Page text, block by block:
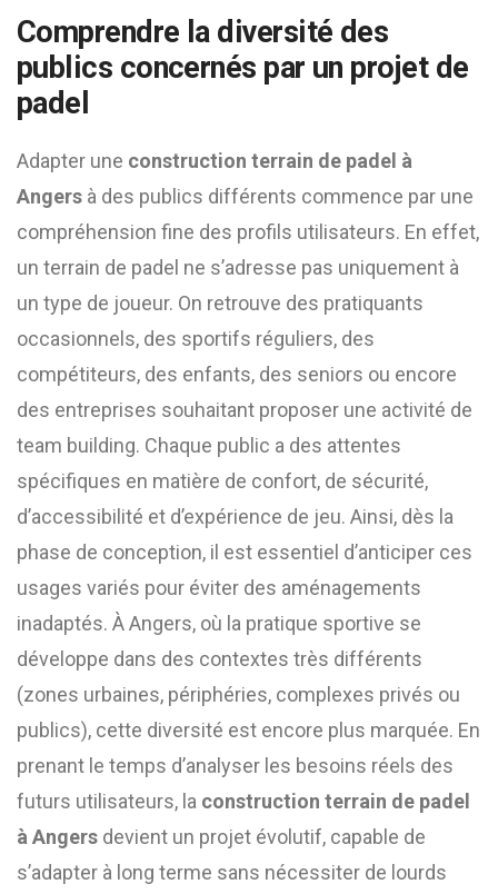
Comprendre la diversité des
publics concernés par un projet de
padel
Adapter une construction terrain de padel à
Angers à des publics différents commence par une
compréhension fine des profils utilisateurs. En effet,
un terrain de padel ne s’adresse pas uniquement à
un type de joueur. On retrouve des pratiquants
occasionnels, des sportifs réguliers, des
compétiteurs, des enfants, des seniors ou encore
des entreprises souhaitant proposer une activité de
team building. Chaque public a des attentes
spécifiques en matière de confort, de sécurité,
d’accessibilité et d’expérience de jeu. Ainsi, dès la
phase de conception, il est essentiel d’anticiper ces
usages variés pour éviter des aménagements
inadaptés. À Angers, où la pratique sportive se
développe dans des contextes très différents
(zones urbaines, périphéries, complexes privés ou
publics), cette diversité est encore plus marquée. En
prenant le temps d’analyser les besoins réels des
futurs utilisateurs, la construction terrain de padel
à Angers devient un projet évolutif, capable de
s’adapter à long terme sans nécessiter de lourds